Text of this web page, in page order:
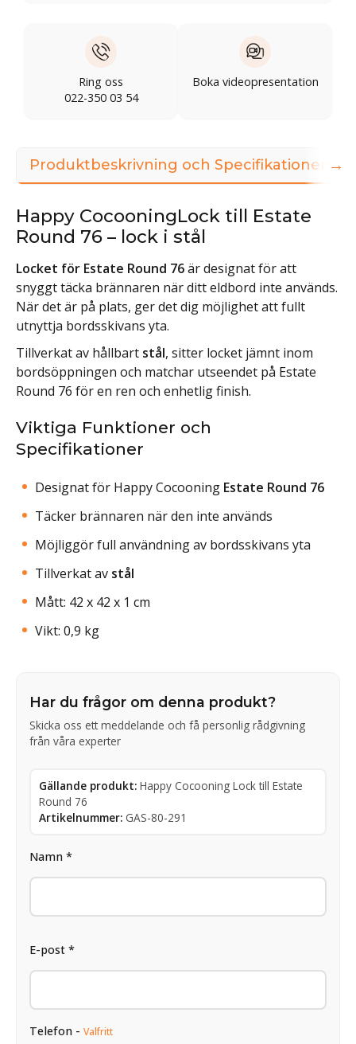
Ring oss
022-350 03 54
Boka videopresentation
Produktbeskrivning och Specifikationer
Happy CocooningLock till Estate
Round 76 – lock i stål
Locket för Estate Round 76är designat för att
snyggt täcka brännaren när ditt eldbord inte används.
När det är på plats, ger det dig möjlighet att fullt
utnyttja bordsskivans yta.
Tillverkat av hållbart stål, sitter locket jämnt inom
bordsöppningen och matchar utseendet på Estate
Round 76 för en ren och enhetlig finish.
Viktiga Funktioner och
Specifikationer
Designat för Happy Cocooning Estate Round 76
Täcker brännaren när den inte används
Möjliggör full användning av bordsskivans yta
Tillverkat av stål
Mått: 42 x 42 x 1 cm
Vikt: 0,9 kg
Har du frågor om denna produkt?
Skicka oss ett meddelande och få personlig rådgivning
från våra experter
Gällande produkt: Happy Cocooning Lock till Estate
Round 76
Artikelnummer: GAS-80-291
Namn *
E-post *
Telefon - Valfritt
→